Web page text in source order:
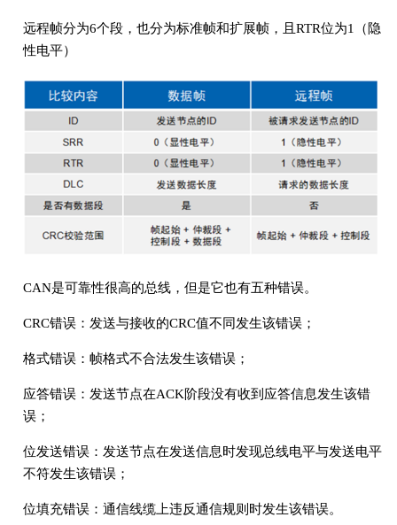
远程帧分为6个段，也分为标准帧和扩展帧，且RTR位为1（隐
性电平）
CAN是可靠性很高的总线，但是它也有五种错误。
CRC错误：发送与接收的CRC值不同发生该错误；
格式错误：帧格式不合法发生该错误；
应答错误：发送节点在ACK阶段没有收到应答信息发生该错
误；
位发送错误：发送节点在发送信息时发现总线电平与发送电平
不符发生该错误；
位填充错误：通信线缆上违反通信规则时发生该错误。